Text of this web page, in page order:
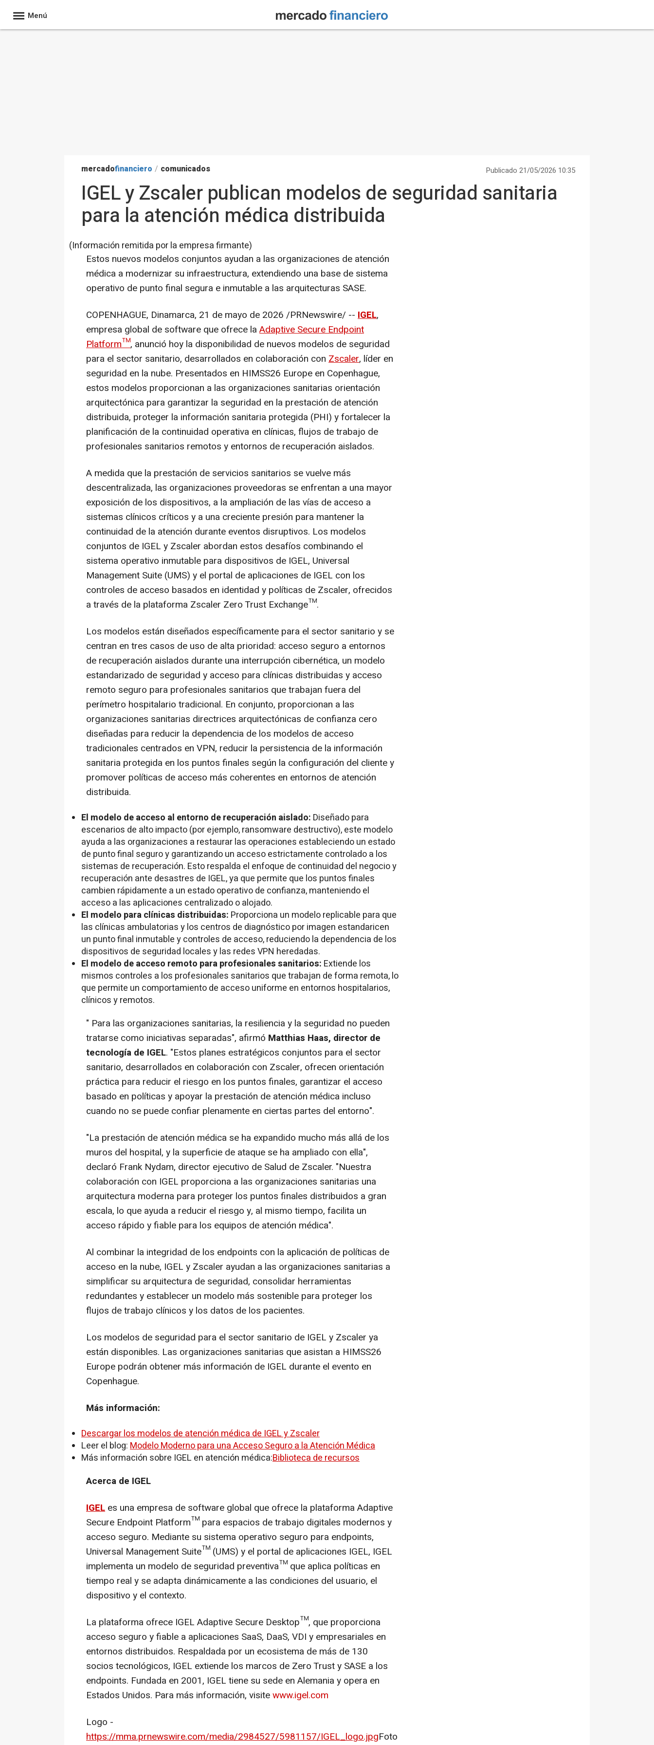
Menú
mercadofinanciero / comunicados Publicado 21/05/2026 10:35
IGEL y Zscaler publican modelos de seguridad sanitaria
para la atención médica distribuida
(Información remitida por la empresa firmante)
Estos nuevos modelos conjuntos ayudan a las organizaciones de atención
médica a modernizar su infraestructura, extendiendo una base de sistema
operativo de punto final segura e inmutable a las arquitecturas SASE.
COPENHAGUE, Dinamarca, 21 de mayo de 2026 /PRNewswire/ -- IGEL,
empresa global de software que ofrece la Adaptive Secure Endpoint
Platform™, anunció hoy la disponibilidad de nuevos modelos de seguridad
para el sector sanitario, desarrollados en colaboración con Zscaler, líder en
seguridad en la nube. Presentados en HIMSS26 Europe en Copenhague,
estos modelos proporcionan a las organizaciones sanitarias orientación
arquitectónica para garantizar la seguridad en la prestación de atención
distribuida, proteger la información sanitaria protegida (PHI) y fortalecer la
planificación de la continuidad operativa en clínicas, flujos de trabajo de
profesionales sanitarios remotos y entornos de recuperación aislados.
A medida que la prestación de servicios sanitarios se vuelve más
descentralizada, las organizaciones proveedoras se enfrentan a una mayor
exposición de los dispositivos, a la ampliación de las vías de acceso a
sistemas clínicos críticos y a una creciente presión para mantener la
continuidad de la atención durante eventos disruptivos. Los modelos
conjuntos de IGEL y Zscaler abordan estos desafíos combinando el
sistema operativo inmutable para dispositivos de IGEL, Universal
Management Suite (UMS) y el portal de aplicaciones de IGEL con los
controles de acceso basados en identidad y políticas de Zscaler, ofrecidos
a través de la plataforma Zscaler Zero Trust Exchange™.
Los modelos están diseñados específicamente para el sector sanitario y se
centran en tres casos de uso de alta prioridad: acceso seguro a entornos
de recuperación aislados durante una interrupción cibernética, un modelo
estandarizado de seguridad y acceso para clínicas distribuidas y acceso
remoto seguro para profesionales sanitarios que trabajan fuera del
perímetro hospitalario tradicional. En conjunto, proporcionan a las
organizaciones sanitarias directrices arquitectónicas de confianza cero
diseñadas para reducir la dependencia de los modelos de acceso
tradicionales centrados en VPN, reducir la persistencia de la información
sanitaria protegida en los puntos finales según la configuración del cliente y
promover políticas de acceso más coherentes en entornos de atención
distribuida.
El modelo de acceso al entorno de recuperación aislado: Diseñado para
escenarios de alto impacto (por ejemplo, ransomware destructivo), este modelo
ayuda a las organizaciones a restaurar las operaciones estableciendo un estado
de punto final seguro y garantizando un acceso estrictamente controlado a los
sistemas de recuperación. Esto respalda el enfoque de continuidad del negocio y
recuperación ante desastres de IGEL, ya que permite que los puntos finales
cambien rápidamente a un estado operativo de confianza, manteniendo el
acceso a las aplicaciones centralizado o alojado.
El modelo para clínicas distribuidas: Proporciona un modelo replicable para que
las clínicas ambulatorias y los centros de diagnóstico por imagen estandaricen
un punto final inmutable y controles de acceso, reduciendo la dependencia de los
dispositivos de seguridad locales y las redes VPN heredadas.
El modelo de acceso remoto para profesionales sanitarios: Extiende los
mismos controles a los profesionales sanitarios que trabajan de forma remota, lo
que permite un comportamiento de acceso uniforme en entornos hospitalarios,
clínicos y remotos.
" Para las organizaciones sanitarias, la resiliencia y la seguridad no pueden
tratarse como iniciativas separadas", afirmó Matthias Haas, director de
tecnología de IGEL. "Estos planes estratégicos conjuntos para el sector
sanitario, desarrollados en colaboración con Zscaler, ofrecen orientación
práctica para reducir el riesgo en los puntos finales, garantizar el acceso
basado en políticas y apoyar la prestación de atención médica incluso
cuando no se puede confiar plenamente en ciertas partes del entorno".
"La prestación de atención médica se ha expandido mucho más allá de los
muros del hospital, y la superficie de ataque se ha ampliado con ella",
declaró Frank Nydam, director ejecutivo de Salud de Zscaler. "Nuestra
colaboración con IGEL proporciona a las organizaciones sanitarias una
arquitectura moderna para proteger los puntos finales distribuidos a gran
escala, lo que ayuda a reducir el riesgo y, al mismo tiempo, facilita un
acceso rápido y fiable para los equipos de atención médica".
Al combinar la integridad de los endpoints con la aplicación de políticas de
acceso en la nube, IGEL y Zscaler ayudan a las organizaciones sanitarias a
simplificar su arquitectura de seguridad, consolidar herramientas
redundantes y establecer un modelo más sostenible para proteger los
flujos de trabajo clínicos y los datos de los pacientes.
Los modelos de seguridad para el sector sanitario de IGEL y Zscaler ya
están disponibles. Las organizaciones sanitarias que asistan a HIMSS26
Europe podrán obtener más información de IGEL durante el evento en
Copenhague.
Más información:
Descargar los modelos de atención médica de IGEL y Zscaler
Leer el blog:Modelo Moderno para una Acceso Seguro a la Atención Médica
Más información sobre IGEL en atención médica:Biblioteca de recursos
Acerca de IGEL
IGEL es una empresa de software global que ofrece la plataforma Adaptive
Secure Endpoint Platform™ para espacios de trabajo digitales modernos y
acceso seguro. Mediante su sistema operativo seguro para endpoints,
Universal Management Suite™ (UMS) y el portal de aplicaciones IGEL, IGEL
implementa un modelo de seguridad preventiva™ que aplica políticas en
tiempo real y se adapta dinámicamente a las condiciones del usuario, el
dispositivo y el contexto.
La plataforma ofrece IGEL Adaptive Secure Desktop™, que proporciona
acceso seguro y fiable a aplicaciones SaaS, DaaS, VDI y empresariales en
entornos distribuidos. Respaldada por un ecosistema de más de 130
socios tecnológicos, IGEL extiende los marcos de Zero Trust y SASE a los
endpoints. Fundada en 2001, IGEL tiene su sede en Alemania y opera en
Estados Unidos. Para más información, visitewww.igel.com
Logo -
https://mma.prnewswire.com/media/2984527/5981157/IGEL_logo.jpgFoto